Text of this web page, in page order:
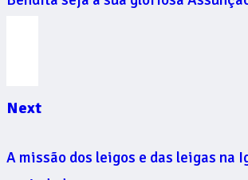
Next
A missão dos leigos e das leigas na